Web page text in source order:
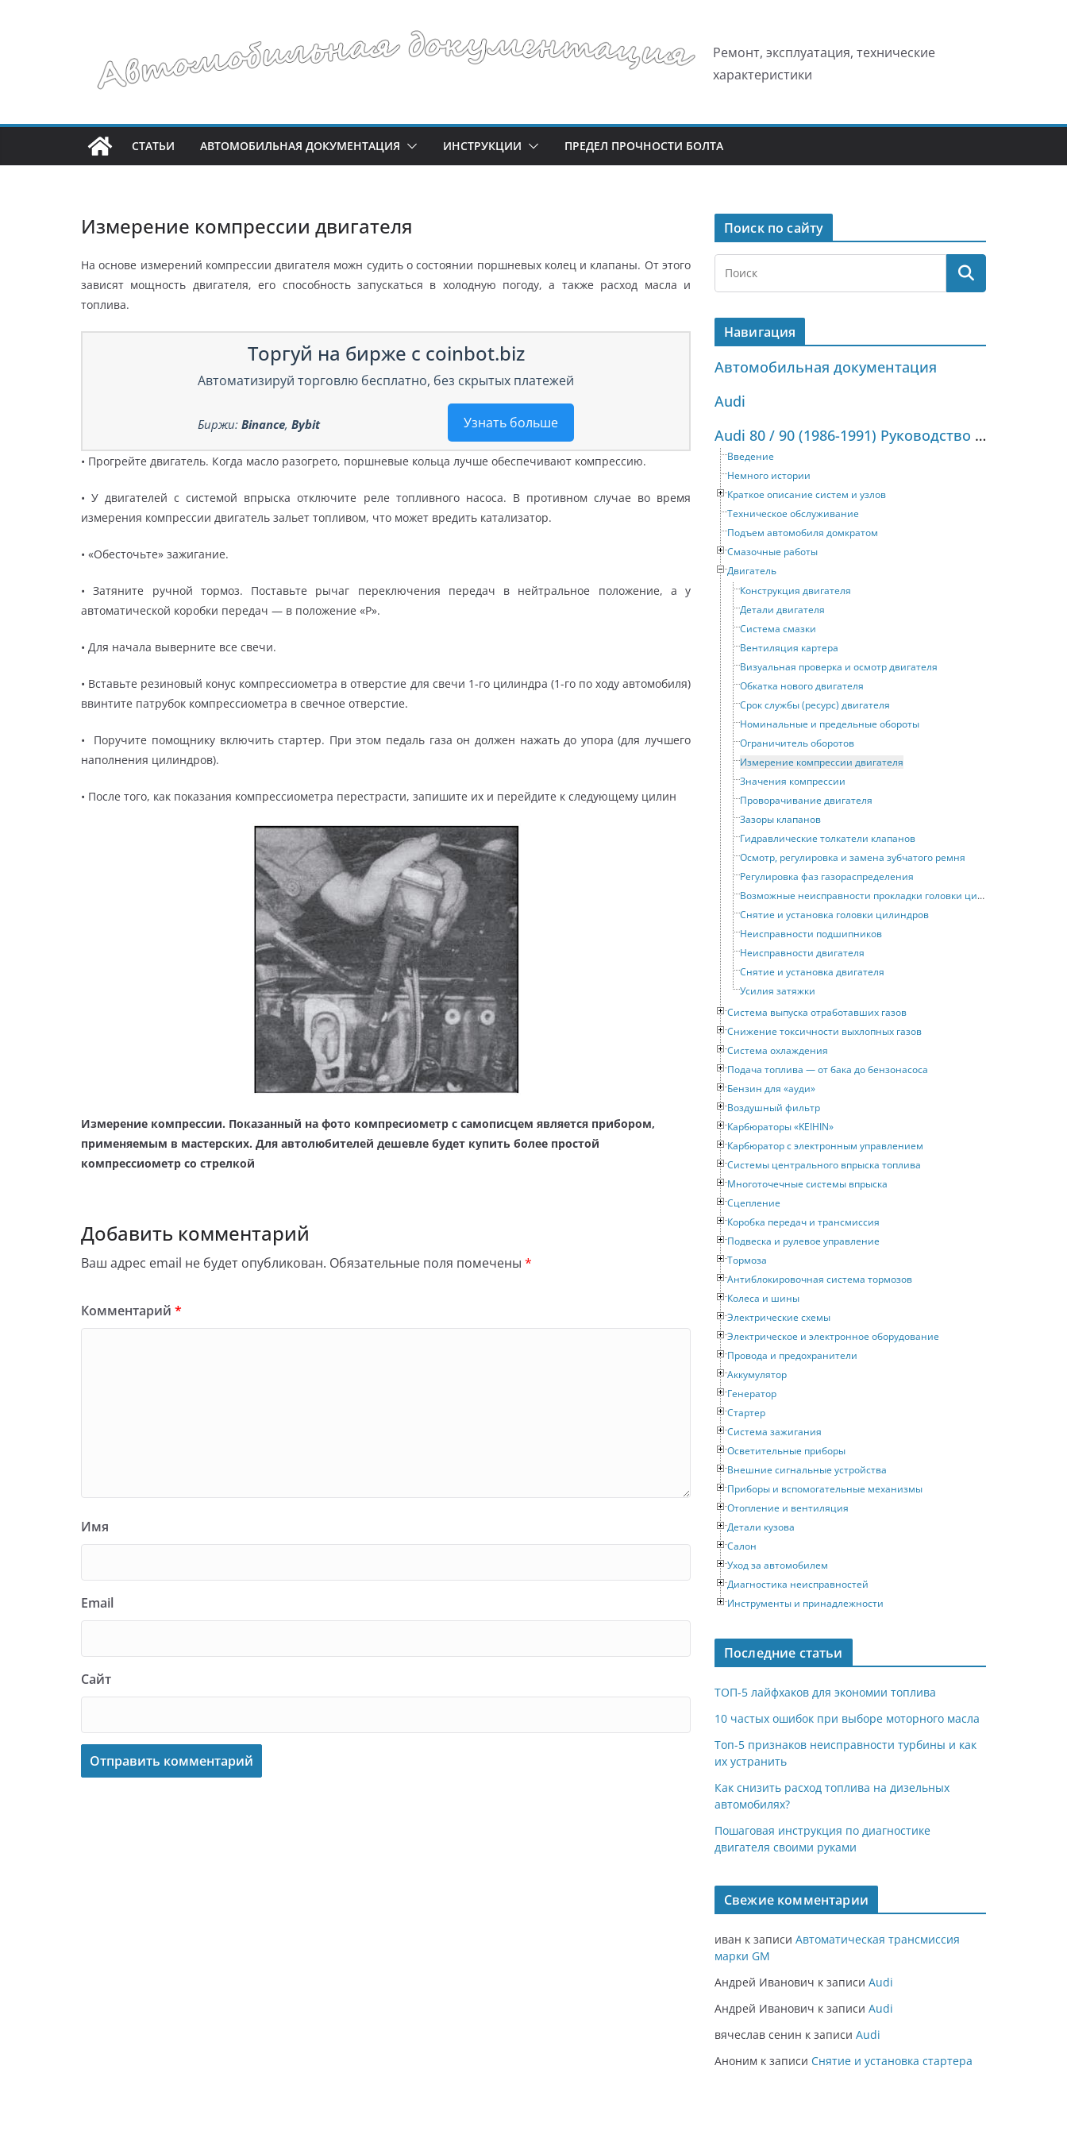
Ремонт, эксплуатация, технические
характеристики
СТАТЬИ АВТОМОБИЛЬНАЯ ДОКУМЕНТАЦИЯ ИНСТРУКЦИИ ПРЕДЕЛ ПРОЧНОСТИ БОЛТА
Измерение компрессии двигателя
На основе измерений компрессии двигателя можн судить о состоянии поршневых колец и клапаны. От этого
зависят мощность двигателя, его способность запускаться в холодную погоду, а также расход масла и
топлива.
Торгуй на бирже с coinbot.biz
Автоматизируй торговлю бесплатно, без скрытых платежей
Узнать больше
Биржи: Binance, Bybit
• Прогрейте двигатель. Когда масло разогрето, поршневые кольца лучше обеспечивают компрессию.
• У двигателей с системой впрыска отключите реле топливного насоса. В противном случае во время
измерения компрессии двигатель зальет топливом, что может вредить катализатор.
• «Обесточьте» зажигание.
• Затяните ручной тормоз. Поставьте рычаг переключения передач в нейтральное положение, а у
автоматической коробки передач — в положение «Р».
• Для начала выверните все свечи.
• Вставьте резиновый конус компрессиометра в отверстие для свечи 1-го цилиндра (1-го по ходу автомобиля)
ввинтите патрубок компрессиометра в свечное отверстие.
• Поручите помощнику включить стартер. При этом педаль газа он должен нажать до упора (для лучшего
наполнения цилиндров).
• После того, как показания компрессиометра перестрасти, запишите их и перейдите к следующему цилин
Измерение компрессии. Показанный на фото компресиометр с самописцем является прибором,
применяемым в мастерских. Для автолюбителей дешевле будет купить более простой
компрессиометр со стрелкой
Добавить комментарий
Ваш адрес email не будет опубликован. Обязательные поля помечены *
Комментарий *
Имя
Email
Сайт
Поиск по сайту
Навигация
Автомобильная документация
Audi
Audi 80 / 90 (1986-1991) Руководство по ремонту и техническому обслуживанию
Введение
Немного истории
Краткое описание систем и узлов
Техническое обслуживание
Подъем автомобиля домкратом
Смазочные работы
Двигатель
Конструкция двигателя
Детали двигателя
Система смазки
Вентиляция картера
Визуальная проверка и осмотр двигателя
Обкатка нового двигателя
Срок службы (ресурс) двигателя
Номинальные и предельные обороты
Ограничитель оборотов
Измерение компрессии двигателя
Значения компрессии
Проворачивание двигателя
Зазоры клапанов
Гидравлические толкатели клапанов
Осмотр, регулировка и замена зубчатого ремня
Регулировка фаз газораспределения
Возможные неисправности прокладки головки цилиндров
Снятие и установка головки цилиндров
Неисправности подшипников
Неисправности двигателя
Снятие и установка двигателя
Усилия затяжки
Система выпуска отработавших газов
Снижение токсичности выхлопных газов
Система охлаждения
Подача топлива — от бака до бензонасоса
Бензин для «ауди»
Воздушный фильтр
Карбюраторы «KEIHIN»
Карбюратор с электронным управлением
Системы центрального впрыска топлива
Многоточечные системы впрыска
Сцепление
Коробка передач и трансмиссия
Подвеска и рулевое управление
Тормоза
Антиблокировочная система тормозов
Колеса и шины
Электрические схемы
Электрическое и электронное оборудование
Провода и предохранители
Аккумулятор
Генератор
Стартер
Система зажигания
Осветительные приборы
Внешние сигнальные устройства
Приборы и вспомогательные механизмы
Отопление и вентиляция
Детали кузова
Салон
Уход за автомобилем
Диагностика неисправностей
Инструменты и принадлежности
Последние статьи
ТОП-5 лайфхаков для экономии топлива
10 частых ошибок при выборе моторного масла
Топ-5 признаков неисправности турбины и как
их устранить
Как снизить расход топлива на дизельных
автомобилях?
Пошаговая инструкция по диагностике
двигателя своими руками
Свежие комментарии
иван к записи Автоматическая трансмиссия
марки GM
Андрей Иванович к записи Audi
Андрей Иванович к записи Audi
вячеслав сенин к записи Audi
Аноним к записи Снятие и установка стартера